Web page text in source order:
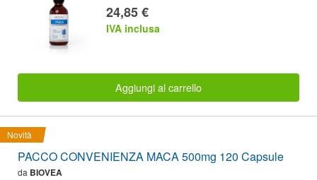
24,85 €
IVA inclusa
Aggiungi al carrello
Novità
PACCO CONVENIENZA MACA 500mg 120 Capsule
da BIOVEA